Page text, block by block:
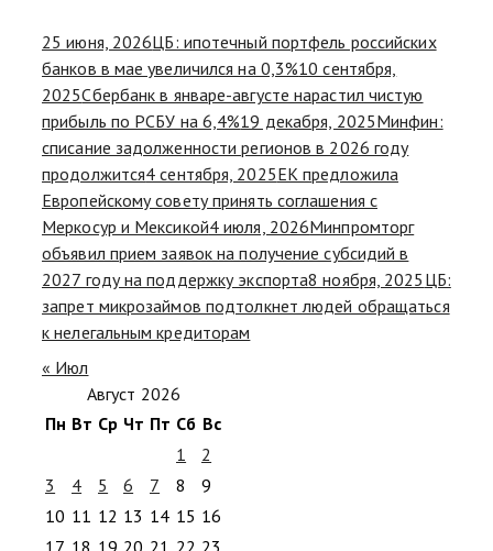
25 июня, 2026ЦБ: ипотечный портфель российских
банков в мае увеличился на 0,3%10 сентября,
2025Сбербанк в январе-августе нарастил чистую
прибыль по РСБУ на 6,4%19 декабря, 2025Минфин:
списание задолженности регионов в 2026 году
продолжится4 сентября, 2025ЕК предложила
Европейскому совету принять соглашения с
Меркосур и Мексикой4 июля, 2026Минпромторг
объявил прием заявок на получение субсидий в
2027 году на поддержку экспорта8 ноября, 2025 ЦБ:
запрет микрозаймов подтолкнет людей обращаться
к нелегальным кредиторам
« Июл
Август 2026
Пн Вт Ср Чт Пт Сб Вс
1
2
3
4 5 6 7 8
9
10 11 12 13 14 15 16
17 18 19 20 21 22 23